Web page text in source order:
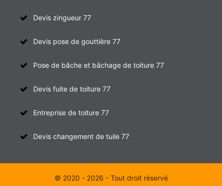
Devis zingueur 77
Devis pose de gouttière 77
Pose de bâche et bâchage de toiture 77
Devis fuite de toiture 77
Entreprise de toiture 77
Devis changement de tuile 77
© 2020 - 2026 - Tout droit réservé